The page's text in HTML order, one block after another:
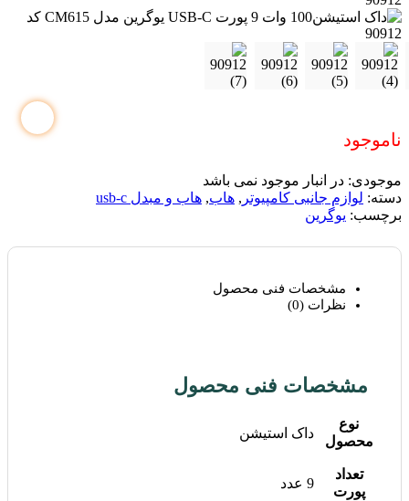
ناموجود
موجودی: در انبار موجود نمی باشد
دسته: لوازم جانبی کامپیوتر , هاب, هاب و مبدل usb-c
برچسب: یوگرین
مشخصات فنی محصول
نظرات (0)
مشخصات فنی محصول
نوع
محصول
داک استیشن
تعداد
پورت
9 عدد